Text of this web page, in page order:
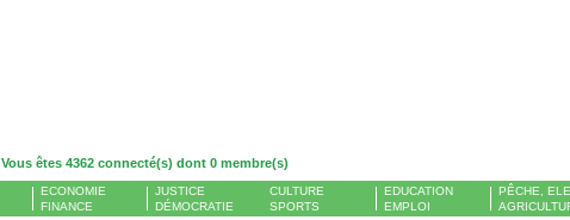
Vous êtes 4362 connecté(s) dont 0 membre(s)
ECONOMIE
FINANCE
JUSTICE
DÉMOCRATIE
CULTURE
SPORTS
EDUCATION
EMPLOI
PÊCHE,